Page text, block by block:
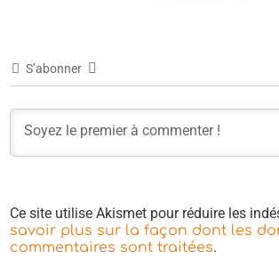
S’abonner
Ce site utilise Akismet pour réduire les
savoir plus sur la façon dont les
commentaires sont traitées.